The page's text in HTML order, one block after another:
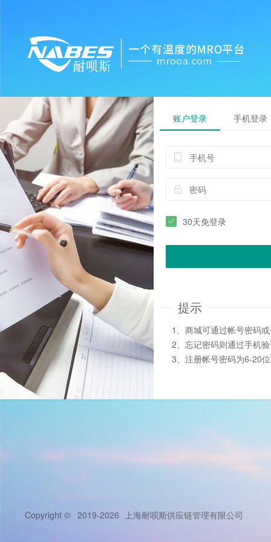
账户登录 手机登录
30天免登录
提示
1、商城可通过帐号密码
2、忘记密码则通过手机
3、注册帐号密码为6-20
Copyright © 2019-2026 上海耐呗斯供应链管理有限公司